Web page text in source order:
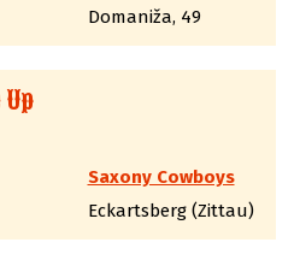
Domaniža, 49
Saxony Cowboys
Eckartsberg (Zittau)